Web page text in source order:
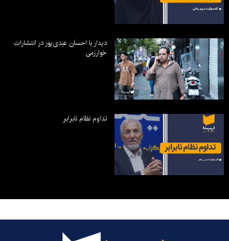
دیدار با احسان عبدی‌پور در انتشارات
خوارزمی
تداوم نظام نابرابر